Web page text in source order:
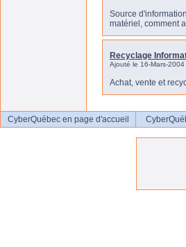
Source
matériel, comment
Recyclage
Ajouté le 16-Mars-2004
Achat, vente et
CyberQuébec en page d'accueil